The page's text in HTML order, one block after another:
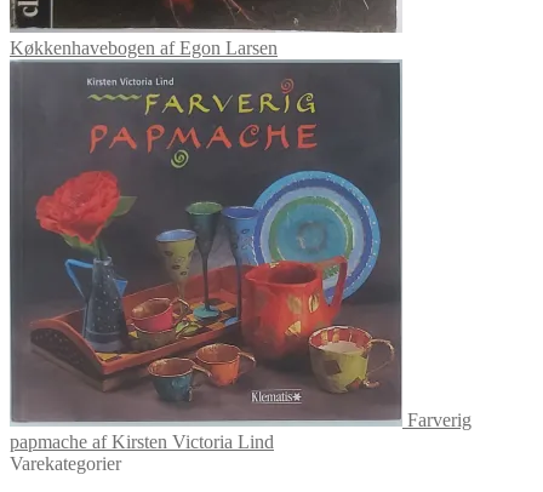
Køkkenhavebogen af Egon Larsen
Farverig
papmache af Kirsten Victoria Lind
Varekategorier